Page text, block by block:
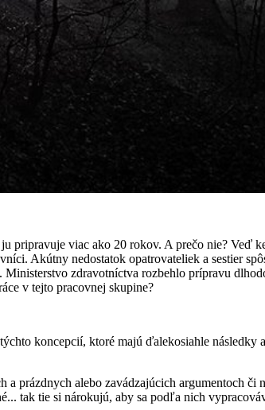
pripravuje viac ako 20 rokov. A prečo nie? Veď
Akútny nedostatok opatrovateliek a sestier
zdravotníctva rozbehlo prípravu
v tejto pracovnej skupine?
koncepcií, ktoré majú ďalekosiahle následky
prázdnych alebo zavádzajúcich argumentoch či
tak tie si nárokujú, aby sa podľa nich